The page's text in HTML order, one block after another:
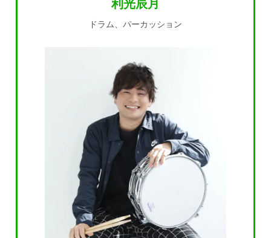
利光辰月
ドラム、パーカッション